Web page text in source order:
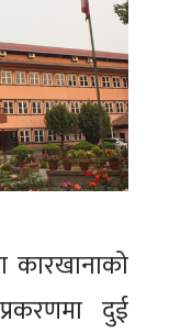
कारखानाको
दुई